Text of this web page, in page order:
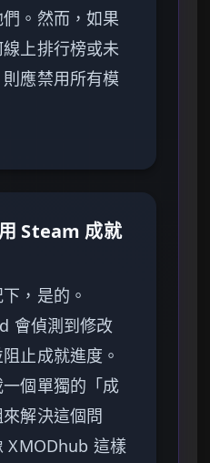
。然而，如果
上排行榜或未
應禁用所有模
Steam 成就
，是的。
會偵測到修改
止成就進度。
個單獨的「成
解決這個問
XMODhub 這樣